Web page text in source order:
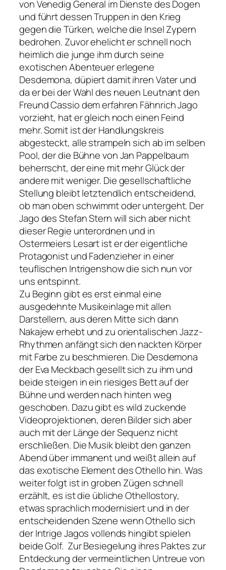
von Venedig General im Dienste des Dogen
und führt dessen Truppen in den Krieg
gegen die Türken, welche die Insel Zypern
bedrohen. Zuvor ehelicht er schnell noch
heimlich die junge ihm durch seine
exotischen Abenteuer erlegene
Desdemona, düpiert damit ihren Vater und
da er bei der Wahl des neuen Leutnant den
Freund Cassio dem erfahren Fähnrich Jago
vorzieht, hat er gleich noch einen Feind
mehr. Somit ist der Handlungskreis
abgesteckt, alle strampeln sich ab im selben
Pool, der die Bühne von Jan Pappelbaum
beherrscht, der eine mit mehr Glück der
andere mit weniger. Die gesellschaftliche
Stellung bleibt letztendlich entscheidend,
ob man oben schwimmt oder untergeht. Der
Jago des Stefan Stern will sich aber nicht
dieser Regie unterordnen und in
Ostermeiers Lesart ist er der eigentliche
Protagonist und Fadenzieher in einer
teuflischen Intrigenshow die sich nun vor
uns entspinnt.
Zu Beginn gibt es erst einmal eine
ausgedehnte Musikeinlage mit allen
Darstellern, aus deren Mitte sich dann
Nakajew erhebt und zu orientalischen Jazz-
Rhythmen anfängt sich den nackten Körper
mit Farbe zu beschmieren. Die Desdemona
der Eva Meckbach gesellt sich zu ihm und
beide steigen in ein riesiges Bett auf der
Bühne und werden nach hinten weg
geschoben. Dazu gibt es wild zuckende
Videoprojektionen, deren Bilder sich aber
auch mit der Länge der Sequenz nicht
erschließen. Die Musik bleibt den ganzen
Abend über immanent und weißt allein auf
das exotische Element des Othello hin. Was
weiter folgt ist in groben Zügen schnell
erzählt, es ist die übliche Othellostory,
etwas sprachlich modernisiert und in der
entscheidenden Szene wenn Othello sich
der Intrige Jagos vollends hingibt spielen
beide Golf. Zur Besiegelung ihres Paktes zur
Entdeckung der vermeintlichen Untreue von